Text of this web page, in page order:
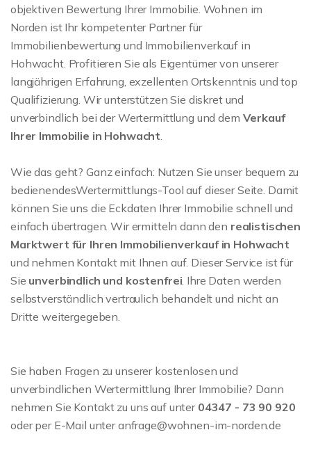
objektiven Bewertung Ihrer Immobilie. Wohnen im
Norden ist Ihr kompetenter Partner für
Immobilienbewertung und Immobilienverkauf in
Hohwacht. Profitieren Sie als Eigentümer von unserer
langjährigen Erfahrung, exzellenten Ortskenntnis und top
Qualifizierung. Wir unterstützen Sie diskret und
unverbindlich bei der Wertermittlung und dem Verkauf
Ihrer Immobilie in Hohwacht.
Wie das geht? Ganz einfach: Nutzen Sie unser bequem zu
bedienendesWertermittlungs-Tool auf dieser Seite. Damit
können Sie uns die Eckdaten Ihrer Immobilie schnell und
einfach übertragen. Wir ermitteln dann den realistischen
Marktwert für Ihren Immobilienverkauf in Hohwacht
und nehmen Kontakt mit Ihnen auf. Dieser Service ist für
Sie unverbindlich und kostenfrei. Ihre Daten werden
selbstverständlich vertraulich behandelt und nicht an
Dritte weitergegeben.
Sie haben Fragen zu unserer kostenlosen und
unverbindlichen Wertermittlung Ihrer Immobilie? Dann
nehmen Sie Kontakt zu uns auf unter 04347 - 73 90 920
oder per E-Mail unter anfrage@wohnen-im-norden.de